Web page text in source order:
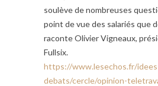
soulève de nombreuses
point de vue des salariés que
raconte Olivier Vigneaux,
Fullsix.
https://www.lesechos.fr/
debats/cercle/opinion-